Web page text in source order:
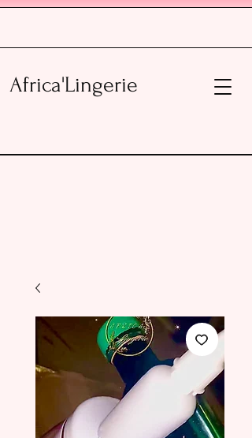
Africa'Lingerie